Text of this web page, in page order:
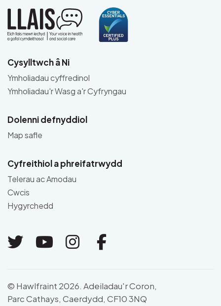
Cysylltwch â Ni
Ymholiadau cyffredinol
Ymholiadau'r Wasg a'r Cyfryngau
Dolenni defnyddiol
Map safle
Cyfreithiol a phreifatrwydd
Telerau ac Amodau
Cwcis
Hygyrchedd
Link to Twitter
Link to Youtube
Link to Instagram
Link to
© Hawlfraint 2026. Adeiladau'r Coron,
Parc Cathays, Caerdydd, CF10 3NQ